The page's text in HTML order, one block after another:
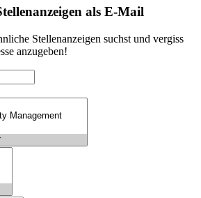
als E-Mail
Stellenanzeigen suchst und vergiss
anzugeben!